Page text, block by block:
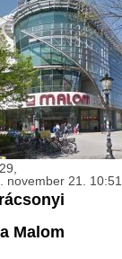
november 21. 10:51
Malom